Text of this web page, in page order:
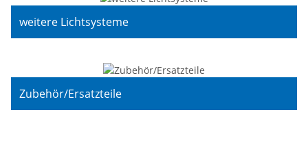
weitere Lichtsysteme
Zubehör/Ersatzteile